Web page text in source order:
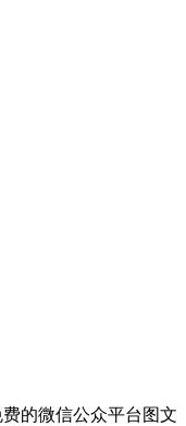
费的微信公众平台图文